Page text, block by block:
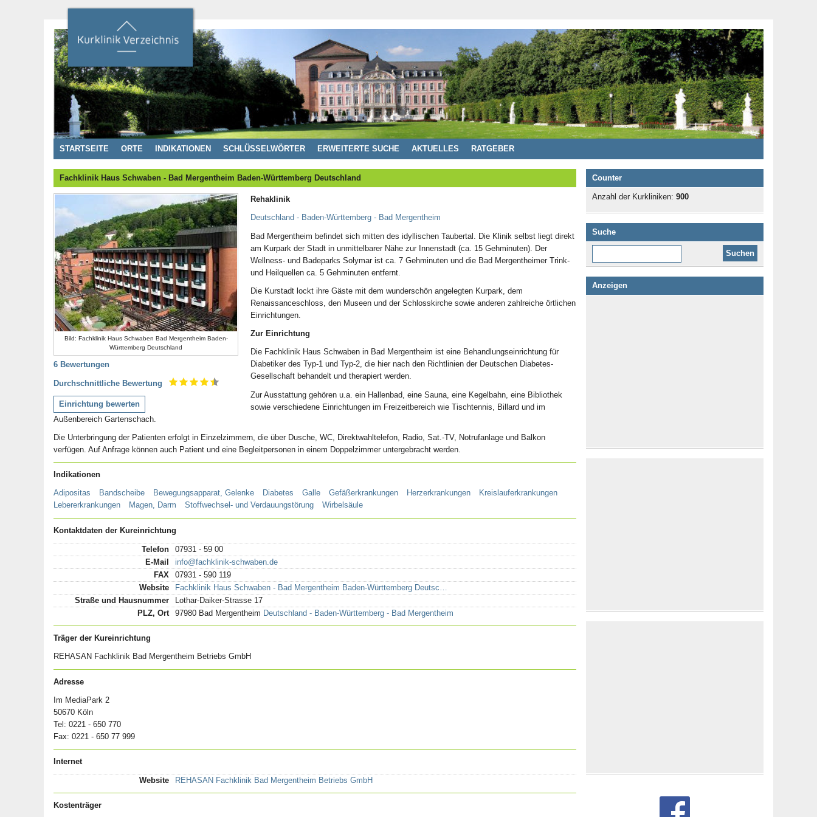
STARTSEITE ORTE INDIKATIONEN SCHLÜSSELWÖRTER ERWEITERTE SUCHE AKTUELLES RATGEBER
Fachklinik Haus Schwaben - Bad Mergentheim Baden-Württemberg Deutschland
Bild: Fachklinik Haus Schwaben Bad Mergentheim Baden-
Württemberg Deutschland
6 Bewertungen
Durchschnittliche Bewertung
Einrichtung bewerten
Rehaklinik
Deutschland - Baden-Württemberg - Bad Mergentheim
Bad Mergentheim befindet sich mitten des idyllischen Taubertal. Die Klinik selbst liegt direkt
am Kurpark der Stadt in unmittelbarer Nähe zur Innenstadt (ca. 15 Gehminuten). Der
Wellness- und Badeparks Solymar ist ca. 7 Gehminuten und die Bad Mergentheimer Trink-
und Heilquellen ca. 5 Gehminuten entfernt.
Die Kurstadt lockt ihre Gäste mit dem wunderschön angelegten Kurpark, dem
Renaissanceschloss, den Museen und der Schlosskirche sowie anderen zahlreiche örtlichen
Einrichtungen.
Zur Einrichtung
Die Fachklinik Haus Schwaben in Bad Mergentheim ist eine Behandlungseinrichtung für
Diabetiker des Typ-1 und Typ-2, die hier nach den Richtlinien der Deutschen Diabetes-
Gesellschaft behandelt und therapiert werden.
Zur Ausstattung gehören u.a. ein Hallenbad, eine Sauna, eine Kegelbahn, eine Bibliothek
sowie verschiedene Einrichtungen im Freizeitbereich wie Tischtennis, Billard und im
Außenbereich Gartenschach.
Die Unterbringung der Patienten erfolgt in Einzelzimmern, die über Dusche, WC, Direktwahltelefon, Radio, Sat.-TV, Notrufanlage und Balkon
verfügen. Auf Anfrage können auch Patient und eine Begleitpersonen in einem Doppelzimmer untergebracht werden.
Indikationen
Adipositas Bandscheibe Bewegungsapparat, Gelenke Diabetes Galle Gefäßerkrankungen Herzerkrankungen
Kreislauferkrankungen
Lebererkrankungen
Magen, Darm Stoffwechsel- und Verdauungstörung Wirbelsäule
Kontaktdaten der Kureinrichtung
Telefon
07931 - 59 00
E-Mail
info@fachklinik-schwaben.de
FAX
07931 - 590 119
Website
Fachklinik Haus Schwaben - Bad Mergentheim Baden-Württemberg Deutsc…
Straße und Hausnummer
Lothar-Daiker-Strasse 17
PLZ, Ort
97980 Bad Mergentheim Deutschland - Baden-Württemberg - Bad Mergentheim
Träger der Kureinrichtung
REHASAN Fachklinik Bad Mergentheim Betriebs GmbH
Adresse
Im MediaPark 2
50670 Köln
Tel: 0221 - 650 770
Fax: 0221 - 650 77 999
Internet
Website REHASAN Fachklinik Bad Mergentheim Betriebs GmbH
Kostenträger
Counter
Anzahl der Kurkliniken: 900
Suche
Anzeigen